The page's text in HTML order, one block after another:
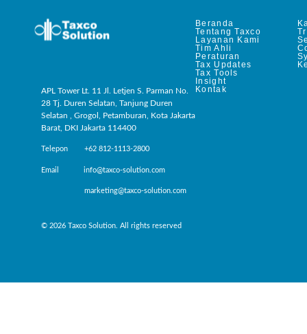
APL Tower Lt. 11 Jl. Letjen S. Parman No.
28 Tj. Duren Selatan, Tanjung Duren
Selatan , Grogol, Petamburan, Kota Jakarta
Barat, DKI Jakarta 114400
Telepon +62 812-1113-2800
Email info@taxco-solution.com
marketing@taxco-solution.com
© 2026 Taxco Solution. All rights reserved
Beranda
Tentang Taxco
Layanan Kami
Tim Ahli
Peraturan
Tax Updates
Tax Tools
Insight
Kontak